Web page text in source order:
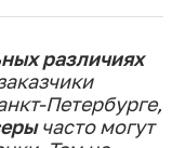
различиях
Петербурге,
часто могут